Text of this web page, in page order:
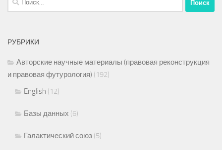
РУБРИКИ
Авторские научные материалы (правовая реконструкция
и правовая футурология) (192)
English (12)
Базы данных (6)
Галактический союз (5)